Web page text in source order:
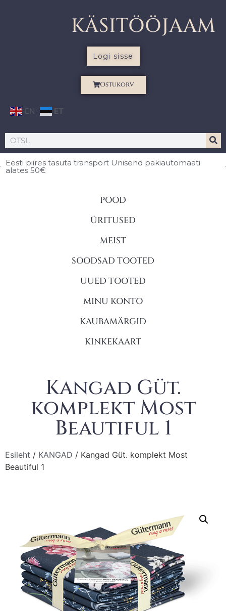
KÄSITÖÖJAAM
Logi sisse
Ostukorv
EN ET
Eesti piires tasuta transport Unisend pakiautomaati
alates 50€
POOD
ÜRITUSED
MEIST
SOODSAD TOOTED
UUED TOOTED
MINU KONTO
KAUBAMÄRGID
KINKEKAART
Kangad Güt.
komplekt Most
Beautiful 1
Esileht / KANGAD / Kangad Güt. komplekt Most
Beautiful 1